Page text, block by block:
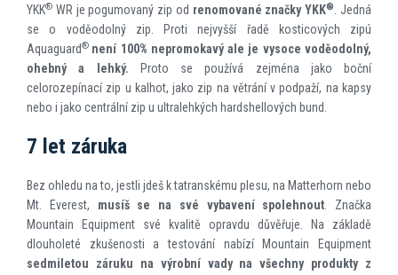
YKK® WR je pogumovaný zip od renomované značky YKK®. Jedná
se o voděodolný zip. Proti nejvyšší řadě kosticových zipú
Aquaguard® není 100% nepromokavý ale je vysoce voděodolný,
ohebný a lehký.
Proto se používá zejména jako boční
celorozepínací zip u kalhot, jako zip na větrání v podpaží, na kapsy
nebo i jako centrální zip u ultralehkých hardshellových bund.
7 let záruka
Bez ohledu na to, jestli jdeš k tatranskému plesu, na Matterhorn nebo
Mt. Everest, musíš se na své vybavení spolehnout . Značka
Mountain Equipment své kvalitě opravdu důvěřuje. Na základě
dlouholeté zkušenosti a testování nabízí Mountain Equipment
sedmiletou záruku na výrobní vady na všechny produkty z